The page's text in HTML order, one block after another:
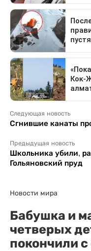
Следующая новость
Сгнившие канаты
Предыдущая новость
Школьника убили,
Гольяновский пруд
Новости мира
Бабушка и
четверых
покончили с